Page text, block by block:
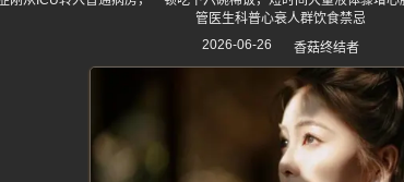
管医生科普心衰人群饮食禁忌
2026-06-26
香菇终结者